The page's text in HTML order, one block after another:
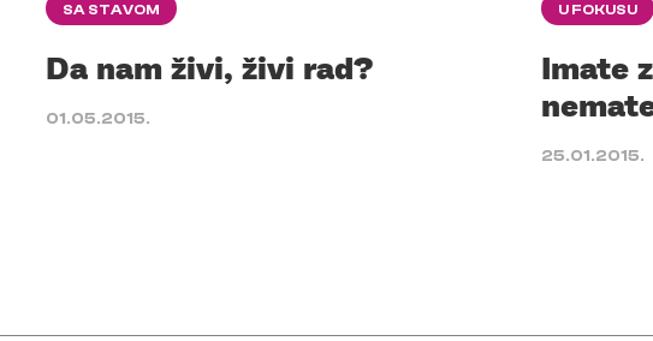
SA STAVOM
Da nam živi, živi rad?
01.05.2015.
U FOKUSU
Imate
25.01.2015.